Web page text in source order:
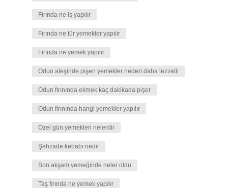
Fırında ne iş yapılır
Fırında ne tür yemekler yapılır
Fırında ne yemek yapılır
Odun ateşinde pişen yemekler neden daha lezzetli
Odun fırınında ekmek kaç dakikada pişer
Odun fırınında hangi yemekler yapılır
Özel gün yemekleri nelerdir
Şehzade kebabı nedir
Son akşam yemeğinde neler oldu
Taş fırında ne yemek yapılır